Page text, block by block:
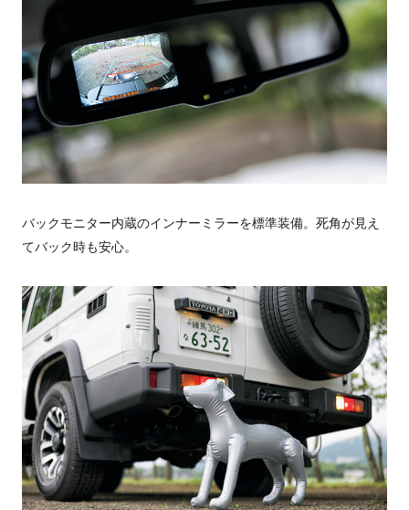
バックモニター内蔵のインナーミラーを標準装備。死角が見え
てバック時も安心。